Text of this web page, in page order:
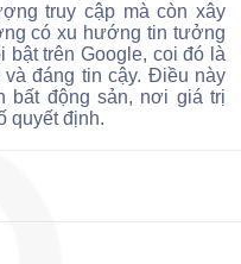
truy cập mà còn xây
có xu hướng tin tưởng
trên Google, coi đó là
đáng tin cậy. Điều này
bất động sản, nơi giá trị
quyết định.